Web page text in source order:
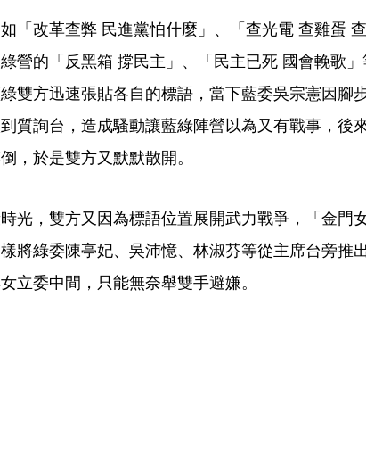
「改革查弊 民進黨怕什麼」、「查光電 查雞蛋
營的「反黑箱 撐民主」、「民主已死 國會輓歌
雙方迅速張貼各自的標語，當下藍委吳宗憲因腳
質詢台，造成騷動讓藍綠陣營以為又有戰事，後
，於是雙方又默默散開。
光，雙方又因為標語位置展開武力戰爭，「金門
將綠委陳亭妃、吳沛憶、林淑芬等從主席台旁推
立委中間，只能無奈舉雙手避嫌。